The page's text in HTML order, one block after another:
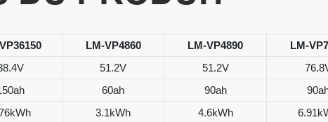
LM-VP4860 LM-VP4890 LM-
51.2V 51.2V
60ah 90ah
3.1kWh 4.6kWh